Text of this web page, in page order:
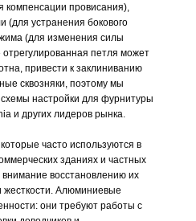
компенсации провисания),
(для устранения бокового
(для изменения силы
петля может
привести к заклиниванию
сквозняки, поэтому мы
настройки для фурнитуры
и других лидеров рынка.
часто используются в
зданиях и частных
восстановлению их
жесткости. Алюминиевые
они требуют работы с